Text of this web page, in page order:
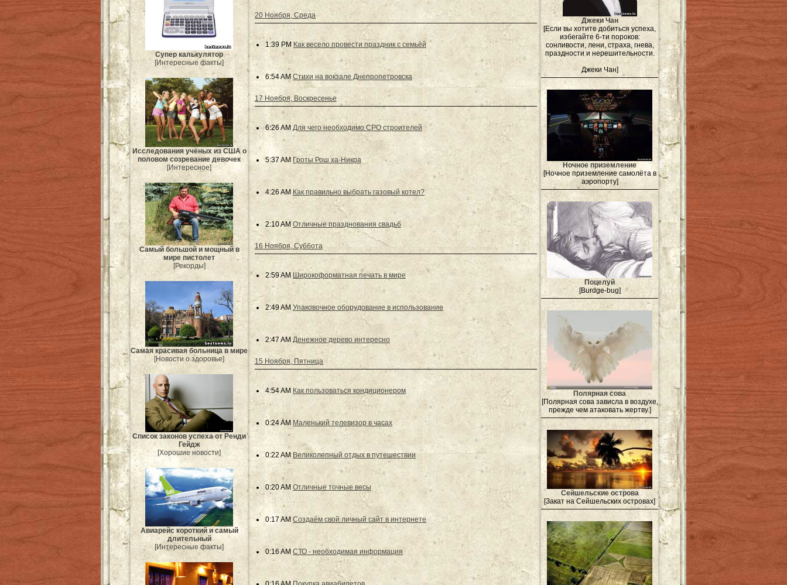
Супер калькулятор
[Интересные факты]
Исследования учёных из США о
половом созревание девочек
[Интересное]
Самый большой и мощный в
мире пистолет
[Рекорды]
Самая красивая больница в мире
[Новости о здоровье]
Список законов успеха от Ренди
Гейдж
[Хорошие новости]
Авиарейс короткий и самый
длительный
[Интересные факты]
20 Ноября, Среда
1:39 PM Как весело провести праздник с семьёй
6:54 AM Стихи на вокзале Днепропетровска
17 Ноября, Воскресенье
6:26 AM Для чего необходимо СРО строителей
5:37 AM Гроты Рош ха-Никра
4:26 AM Как правильно выбрать газовый котел?
2:10 AM Отличные празднования свадьб
16 Ноября, Суббота
2:59 AM Широкоформатная печать в мире
2:49 AM Упаковочное оборудование в использование
2:47 AM Денежное дерево интересно
15 Ноября, Пятница
4:54 AM Как пользоваться кондиционером
0:24 AM Маленький телевизор в часах
0:22 AM Великолепный отдых в путешествии
0:20 AM Отличные точные весы
0:17 AM Создаём свой личный сайт в интернете
0:16 AM СТО - необходимая информация
Джеки Чан
[Если вы хотите добиться успеха,
избегайте 6-ти пороков:
сонливости, лени, страха, гнева,
праздности и нерешительности.
Джеки Чан]
Ночное приземление
[Ночное приземление самолёта в
аэропорту]
Поцелуй
[Burdge-bug]
Полярная сова
[Полярная сова зависла в воздухе,
прежде чем атаковать жертву.]
Сейшельские острова
[Закат на Сейшельских островах]